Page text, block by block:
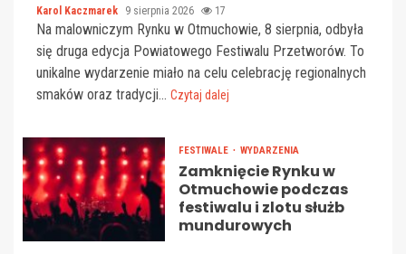
Karol Kaczmarek 9 sierpnia 2026 17
Na malowniczym Rynku w Otmuchowie, 8 sierpnia, odbyła
się druga edycja Powiatowego Festiwalu Przetworów. To
unikalne wydarzenie miało na celu celebrację regionalnych
smaków oraz tradycji... Czytaj dalej
FESTIWALE WYDARZENIA
Zamknięcie Rynku w
Otmuchowie podczas
festiwalu i zlotu służb
mundurowych